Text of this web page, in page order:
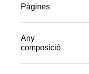
Pàgines
Any
composició